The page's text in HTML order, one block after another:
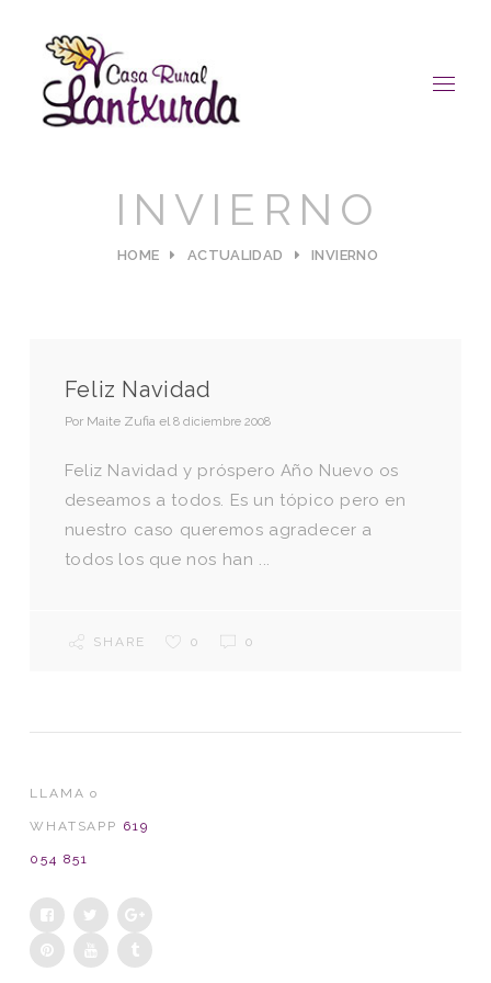
INVIERNO
HOME ACTUALIDAD INVIERNO
Feliz Navidad
Por Maite Zufia el8 diciembre 2008
Feliz Navidad y próspero Año Nuevo os
deseamos a todos. Es un tópico pero en
nuestro caso queremos agradecer a
todos los que nos han ...
SHARE 0 0
LLAMA o
WHATSAPP 619
054 851